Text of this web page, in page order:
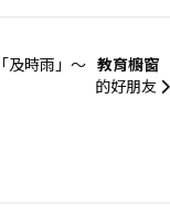
及時雨」～ 教育櫥窗
的好朋友